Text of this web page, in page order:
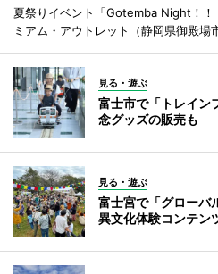
夏祭りイベント「Gotemba Night！
ミアム・アウトレット（静岡県御殿場
見る・遊ぶ
富士市で「トレイン
念グッズの販売も
見る・遊ぶ
富士宮で「グローバ
異文化体験コンテン